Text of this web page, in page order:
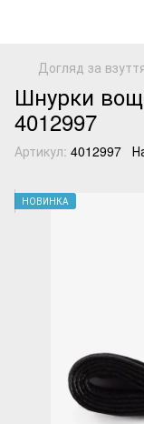
Догляд за
Шнурки
4012997
Артикул: 4012997
НОВИНКА